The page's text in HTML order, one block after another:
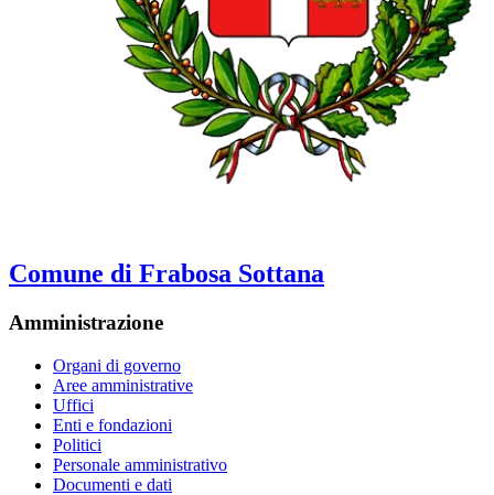
Comune di Frabosa Sottana
Amministrazione
Organi di governo
Aree amministrative
Uffici
Enti e fondazioni
Politici
Personale amministrativo
Documenti e dati